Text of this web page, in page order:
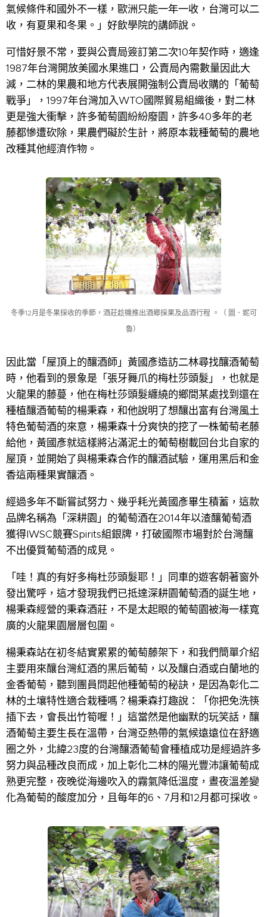
氣候條件和國外不一樣，歐洲只能一年一收，台灣可以二
收，有夏果和冬果。」好飲學院的講師說。
可惜好景不常，要與公賣局簽訂第二次10年契作時，適逢
1987年台灣開放美國水果進口，公賣局內需數量因此大
減，二林的果農和地方代表展開強制公賣局收購的「葡萄
戰爭」，1997年台灣加入WTO國際貿易組織後，對二林
更是強大衝擊，許多葡萄園紛紛廢園，許多40多年的老
藤都慘遭砍除，果農們礙於生計，將原本栽種葡萄的農地
改種其他經濟作物。
冬季12月是冬果採收的季節，酒莊趁機推出酒鄉採果及品酒行程 。（ 圖．妮可
魯）
因此當「屋頂上的釀酒師」黃國彥造訪二林尋找釀酒葡萄
時，他看到的景象是「張牙舞爪的梅杜莎頭髮」，也就是
火龍果的藤蔓，他在梅杜莎頭髮纏繞的鄉間某處找到還在
種植釀酒葡萄的楊秉森，和他說明了想釀出富有台灣風土
特色葡萄酒的來意，楊秉森十分爽快的挖了一株葡萄老藤
給他，黃國彥就這樣將沾滿泥土的葡萄樹載回台北自家的
屋頂，並開始了與楊秉森合作的釀酒試驗，運用黑后和金
香這兩種果實釀酒。
經過多年不斷嘗試努力、幾乎耗光黃國彥畢生積蓄，這款
品牌名稱為「深耕園」的葡萄酒在2014年以渣釀葡萄酒
獲得IWSC競賽Spirits組銀牌，打破國際市場對於台灣釀
不出優質葡萄酒的成見。
「哇！真的有好多梅杜莎頭髮耶！」同車的遊客朝著窗外
發出驚呼，這才發現我們已抵達深耕園葡萄酒的誕生地，
楊秉森經營的秉森酒莊，不是太起眼的葡萄園被海一樣寬
廣的火龍果園層層包圍。
楊秉森站在初冬結實累累的葡萄藤架下，和我們簡單介紹
主要用來釀台灣紅酒的黑后葡萄，以及釀白酒或白蘭地的
金香葡萄，聽到團員問起他種葡萄的秘訣，是因為彰化二
林的土壤特性適合栽種嗎？楊秉森打趣說：「你把免洗筷
插下去，會長出竹筍喔！」這當然是他幽默的玩笑話，釀
酒葡萄主要生長在溫帶，台灣亞熱帶的氣候遠遠位在舒適
圈之外，北緯23度的台灣釀酒葡萄會種植成功是經過許多
努力與品種改良而成，加上彰化二林的陽光豐沛讓葡萄成
熟更完整，夜晚從海邊吹入的霧氣降低溫度，晝夜溫差變
化為葡萄的酸度加分，且每年的6、7月和12月都可採收。